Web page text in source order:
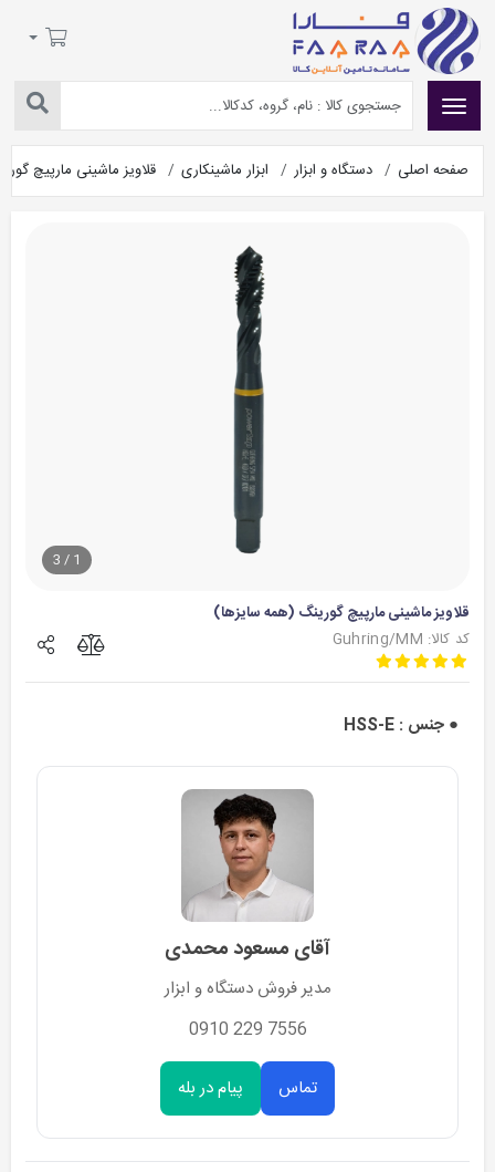
صفحه اصلی دستگاه و ابزار ابزار ماشینکاری قلاویز ماشینی مارپیچ
1
/
3
قلاویز ماشینی مارپیچ گورینگ (همه سایزها)
کد کالا: Guhring/MM
● جنس : HSS-E
آقای مسعود محمدی
مدیر فروش دستگاه و ابزار
7556 229 0910
تماس پیام در بله